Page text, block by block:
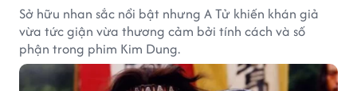
Sở hữu nhan sắc nổi bật nhưng A Tử khiến khán giả
vừa tức giận vừa thương cảm bởi tính cách và số
phận trong phim Kim Dung.